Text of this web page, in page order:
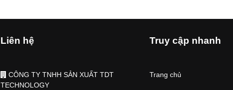
Liên hệ
CÔNG TY TNHH SẢN XUẤT TDT
TECHNOLOGY
Truy cập nhanh
Trang chủ